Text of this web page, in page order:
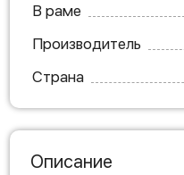
В раме
Производитель
Страна
Описание